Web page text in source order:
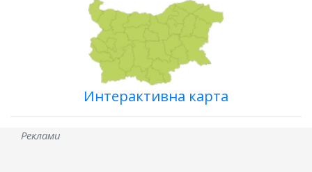
Интерактивна карта
Реклами